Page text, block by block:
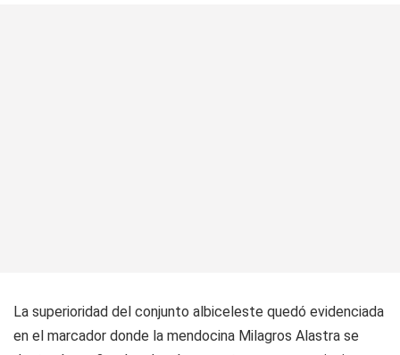
La superioridad del conjunto albiceleste quedó evidenciada
en el marcador donde la mendocina Milagros Alastra se